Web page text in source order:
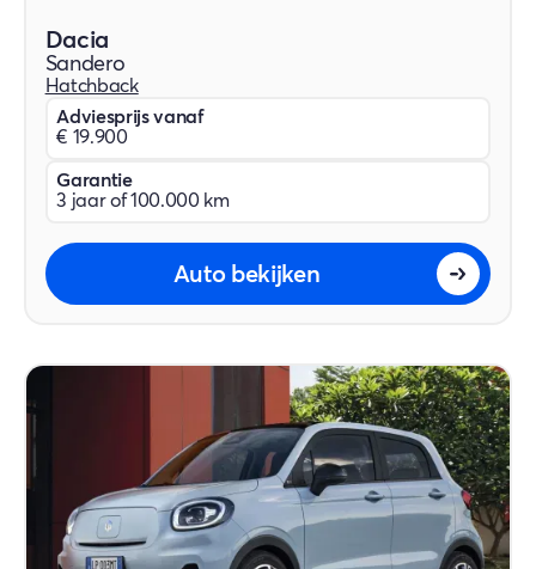
Dacia
Sandero
Hatchback
Adviesprijs vanaf
€ 19.900
Garantie
3 jaar of 100.000 km
Auto bekijken